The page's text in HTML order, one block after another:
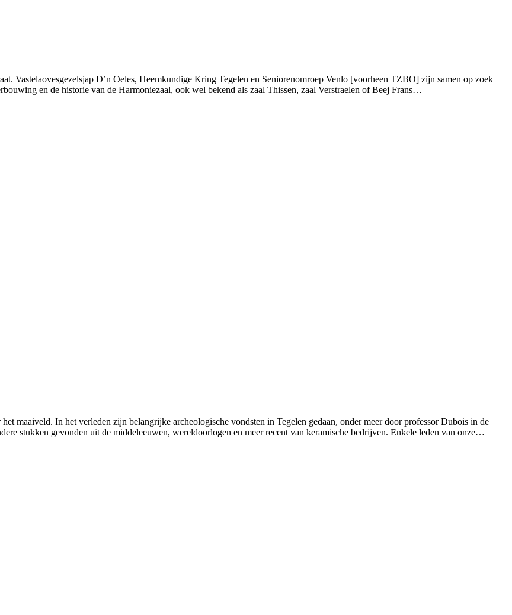
Vastelaovesgezelsjap D’n Oeles, Heemkundige Kring Tegelen en Seniorenomroep Venlo [voorheen TZBO] zijn samen op zoek
en de historie van de Harmoniezaal, ook wel bekend als zaal Thissen, zaal Verstraelen of Beej Frans…
maaiveld. In het verleden zijn belangrijke archeologische vondsten in Tegelen gedaan, onder meer door professor Dubois in de
stukken gevonden uit de middeleeuwen, wereldoorlogen en meer recent van keramische bedrijven. Enkele leden van onze…